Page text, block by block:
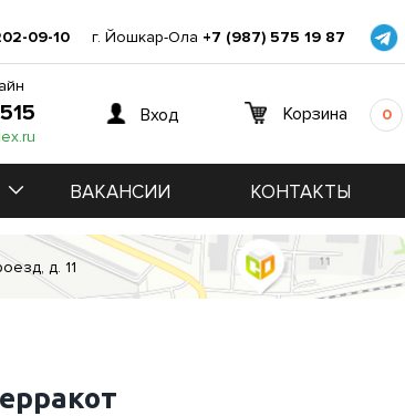
09-10 г. Йошкар-Ола +7 (987) 575 19 87
Вход Корзина 0
ВАКАНСИИ КОНТАКТЫ
д. 11